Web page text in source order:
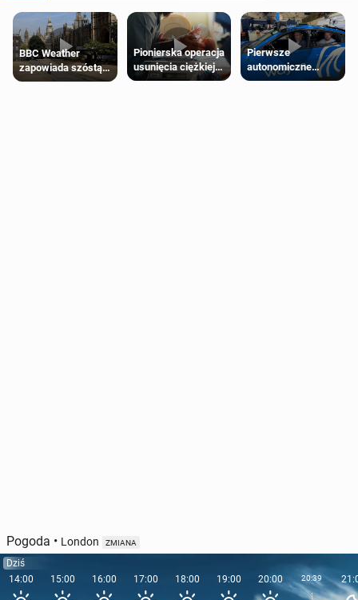
BBC Weather
zapowiada szóstą
falę upałów w
Pionierska operacja
usunięcia ciężkiej
wady wrodzonej
Pierwsze
autonomiczne
Ubery pojawią się
Pogoda • London ZMIANA
Dziś
14:00
15:00 16:00 17:00 18:00 19:00 20:00 20:39